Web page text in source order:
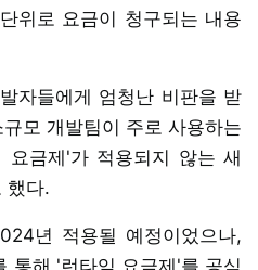
위로 요금이 청구되는 내용
자들에게 엄청난 비판을 받
모 개발팀이 주로 사용하는
금제'가 적용되지 않는 새
했다.
년 적용될 예정이었으나,
통해 '런타임 요금제'를 공식